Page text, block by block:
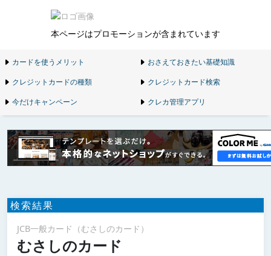
本ページはプロモーションが含まれています
カードを使うメリット
おさえておきたい基礎知識
クレジットカードの種類
クレジットカード検索
今だけキャンペーン
クレカ管理アプリ
検索結果
JCB一般カード（むさしのカード）
むさしのカード